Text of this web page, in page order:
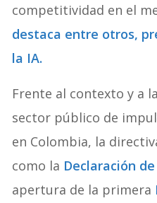
competitividad en el
destaca entre otros,
la IA.
Frente al contexto y a
sector público de
en Colombia, la
como la Declaración
apertura de la primera